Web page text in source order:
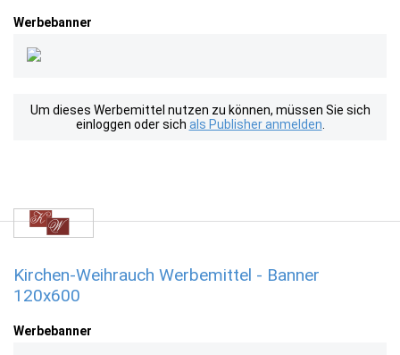
Werbebanner
Um dieses Werbemittel nutzen zu können, müssen Sie sich
einloggen oder sich als Publisher anmelden
Kirchen-Weihrauch Werbemittel - Banner
120x600
Werbebanner